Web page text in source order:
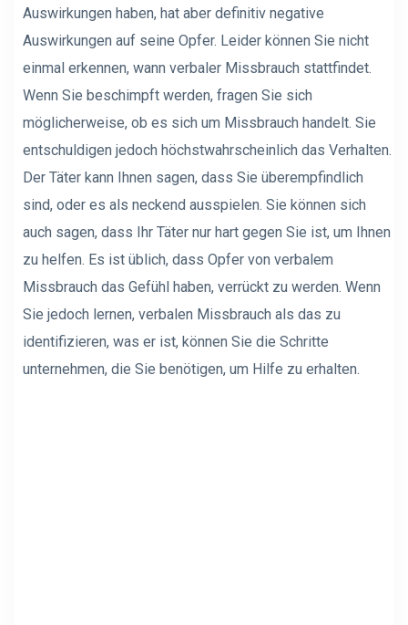
Auswirkungen haben, hat aber definitiv negative
Auswirkungen auf seine Opfer. Leider können Sie nicht
einmal erkennen, wann verbaler Missbrauch stattfindet.
Wenn Sie beschimpft werden, fragen Sie sich
möglicherweise, ob es sich um Missbrauch handelt. Sie
entschuldigen jedoch höchstwahrscheinlich das Verhalten.
Der Täter kann Ihnen sagen, dass Sie überempfindlich
sind, oder es als neckend ausspielen. Sie können sich
auch sagen, dass Ihr Täter nur hart gegen Sie ist, um Ihnen
zu helfen. Es ist üblich, dass Opfer von verbalem
Missbrauch das Gefühl haben, verrückt zu werden. Wenn
Sie jedoch lernen, verbalen Missbrauch als das zu
identifizieren, was er ist, können Sie die Schritte
unternehmen, die Sie benötigen, um Hilfe zu erhalten.